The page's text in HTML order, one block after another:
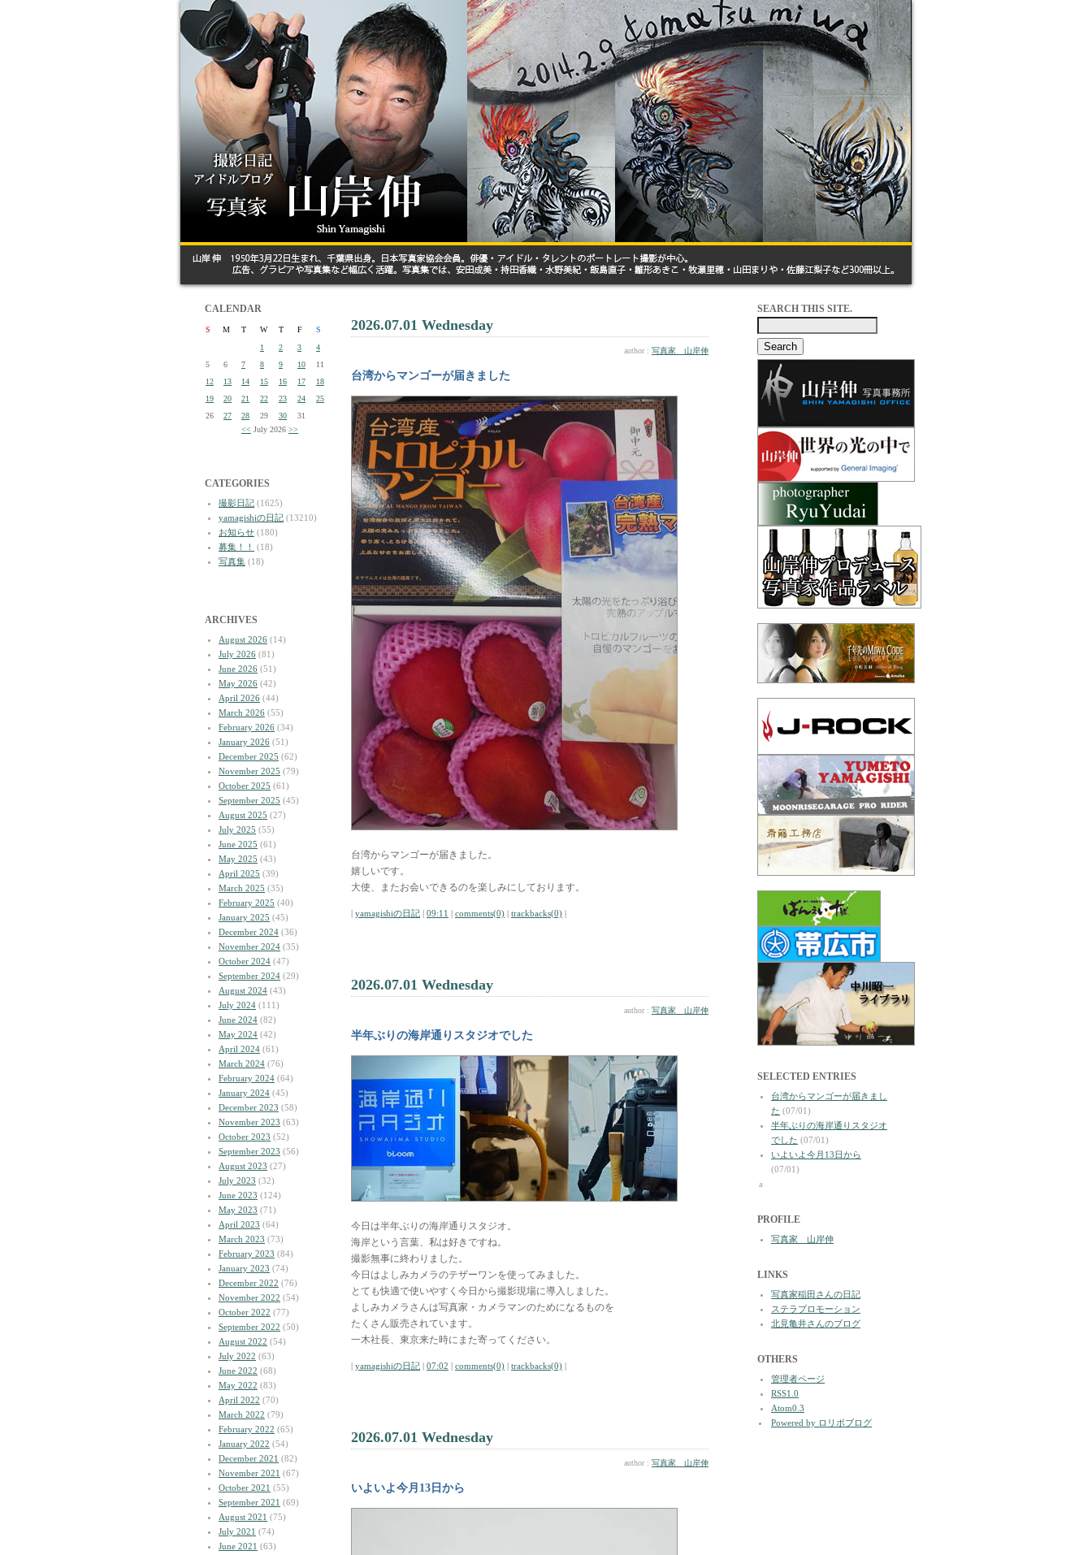
CALENDAR
S M T W T F
S
1
2 3
4
5
6 7 8 9 10
11
12
13 14 15 16 17
18
19
20 21 22 23 24
25
26
27 28 29 30
31
<< July 2026 >>
CATEGORIES
撮影日記 (1625)
yamagishiの日記 (13210)
お知らせ (180)
募集！！
(18)
写真集 (18)
ARCHIVES
August 2026 (14)
July 2026 (81)
June 2026 (51)
May 2026 (42)
April 2026 (44)
March 2026 (55)
February 2026 (34)
January 2026 (51)
December 2025 (62)
November 2025 (79)
October 2025 (61)
September 2025 (45)
August 2025 (27)
July 2025 (55)
June 2025 (61)
May 2025 (43)
April 2025 (39)
March 2025 (35)
February 2025 (40)
January 2025 (45)
December 2024 (36)
November 2024 (35)
October 2024 (47)
September 2024 (29)
August 2024 (43)
July 2024 (111)
June 2024 (82)
May 2024 (42)
April 2024 (61)
March 2024 (76)
February 2024 (64)
January 2024 (45)
December 2023 (58)
November 2023 (63)
October 2023 (52)
September 2023 (56)
August 2023 (27)
July 2023 (32)
June 2023 (124)
May 2023 (71)
April 2023 (64)
March 2023 (73)
February 2023 (84)
January 2023 (74)
December 2022 (76)
November 2022 (54)
October 2022 (77)
September 2022 (50)
August 2022 (54)
July 2022 (63)
June 2022 (68)
May 2022 (83)
April 2022 (70)
March 2022 (79)
February 2022 (65)
January 2022 (54)
December 2021 (82)
November 2021 (67)
October 2021 (55)
September 2021 (69)
August 2021 (75)
July 2021 (74)
June 2021 (63)
2026.07.01 Wednesday
author : 写真家 山岸伸
台湾からマンゴーが届きました
台湾からマンゴーが届きました。
嬉しいです。
大使、またお会いできるのを楽しみにしております。
| yamagishiの日記 | 09:11 | comments(0) | trackbacks(0) |
2026.07.01 Wednesday
author : 写真家 山岸伸
半年ぶりの海岸通りスタジオでした
今日は半年ぶりの海岸通りスタジオ。
海岸という言葉、私は好きですね。
撮影無事に終わりました。
今日はよしみカメラのテザーワンを使ってみました。
とても快適で使いやすく今日から撮影現場に導入しました。
よしみカメラさんは写真家・カメラマンのためになるものを
たくさん販売されています。
一木社長、東京来た時にまた寄ってください。
| yamagishiの日記 | 07:02 | comments(0) | trackbacks(0) |
2026.07.01 Wednesday
author : 写真家 山岸伸
いよいよ今月13日から
SEARCH THIS SITE.
SELECTED ENTRIES
台湾からマンゴーが届きまし
た (07/01)
半年ぶりの海岸通りスタジオ
でした (07/01)
いよいよ今月13日から
(07/01)
a
PROFILE
写真家 山岸伸
LINKS
写真家稲田さんの日記
ステラプロモーション
北見亀井さんのブログ
OTHERS
管理者ページ
RSS1.0
Atom0.3
Powered by ロリポブログ